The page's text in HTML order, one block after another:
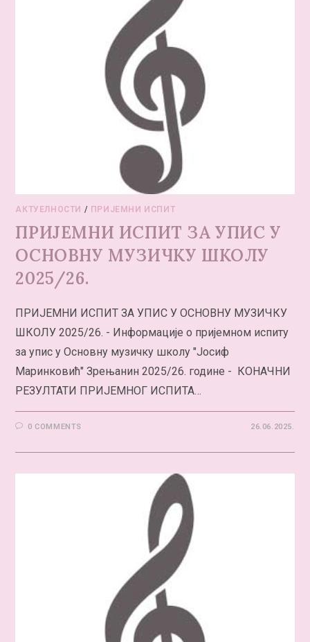
АКТУЕЛНОСТИ / ПРИЈЕМНИ ИСПИТ
ПРИЈЕМНИ ИСПИТ ЗА УПИС У
ОСНОВНУ МУЗИЧКУ ШКОЛУ
2025/26.
ПРИЈЕМНИ ИСПИТ ЗА УПИС У ОСНОВНУ МУЗИЧКУ
ШКОЛУ 2025/26. - Информације о пријемном испиту
за упис у Основну музичку школу "Јосиф
Маринковић" Зрењанин 2025/26. године - КОНАЧНИ
РЕЗУЛТАТИ ПРИЈЕМНОГ ИСПИТА…
0 COMMENTS 26.06.2025.